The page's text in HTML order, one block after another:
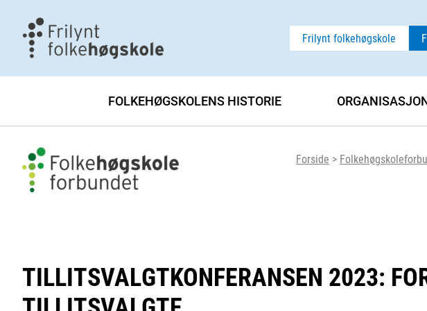
Frilynt folkehøgskole
Forside >
FOLKEHØGSKOLENS HISTORIE
TILLITSVALGTKONFERANSEN 2023: